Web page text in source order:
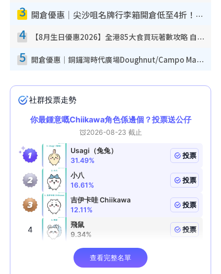
3 開倉優惠｜尖沙咀名牌行李箱開倉低至4折！一連5日 American Tourister/ace./Hallmark $200起！
4 【8月生日優惠2026】全港85大食買玩著數攻略 自助餐/火鍋放題同行免費＋誠品/DONKI送現金券
5 開倉優惠｜銅鑼灣時代廣場Doughnut/Campo Marzio開倉低至1折！背囊、書包、手袋劈價$200起